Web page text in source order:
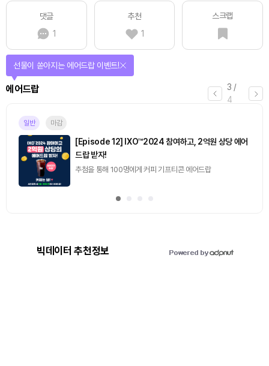
댓글
1
추천
1
스크랩
3 /
4
에어드랍
선물이 쏟아지는 에어드랍 이벤트!
일반 마감
[Episode 12] IXO™2024 참여하고, 2억원 상당 에어
드랍 받자!
추첨을 통해 100명에게 커피 기프티콘 에어드랍
빅데이터 추천정보